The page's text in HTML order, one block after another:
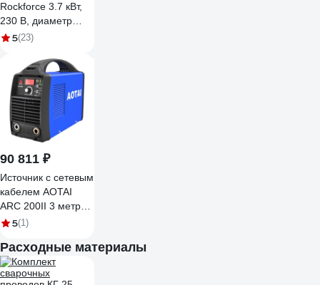
Rockforce 3.7 кВт,
230 В, диаметр
электрода - 1.6-3.2
20-210 А RF-MMA-
210(58940)
5(23)
90 811 ₽
Источник с сетевым
кабелем AOTAI
ARC 200II 3 метра
00-0011370
5(1)
Расходные материалы